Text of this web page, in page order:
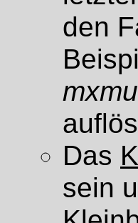
den
Das
sein